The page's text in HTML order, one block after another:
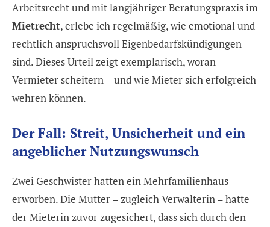
Arbeitsrecht und mit langjähriger Beratungspraxis im
Mietrecht, erlebe ich regelmäßig, wie emotional und
rechtlich anspruchsvoll Eigenbedarfskündigungen
sind. Dieses Urteil zeigt exemplarisch, woran
Vermieter scheitern – und wie Mieter sich erfolgreich
wehren können.
Der Fall: Streit, Unsicherheit und ein
angeblicher Nutzungswunsch
Zwei Geschwister hatten ein Mehrfamilienhaus
erworben. Die Mutter – zugleich Verwalterin – hatte
der Mieterin zuvor zugesichert, dass sich durch den